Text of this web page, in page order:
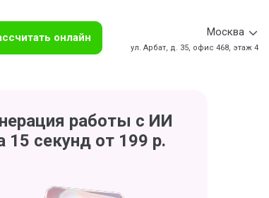
онлайн Москва
ул. Арбат, д. 35, офис 468, этаж 4
работы с ИИ
15 секунд от 199 р.